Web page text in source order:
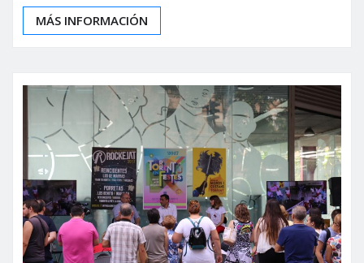
MÁS INFORMACIÓN